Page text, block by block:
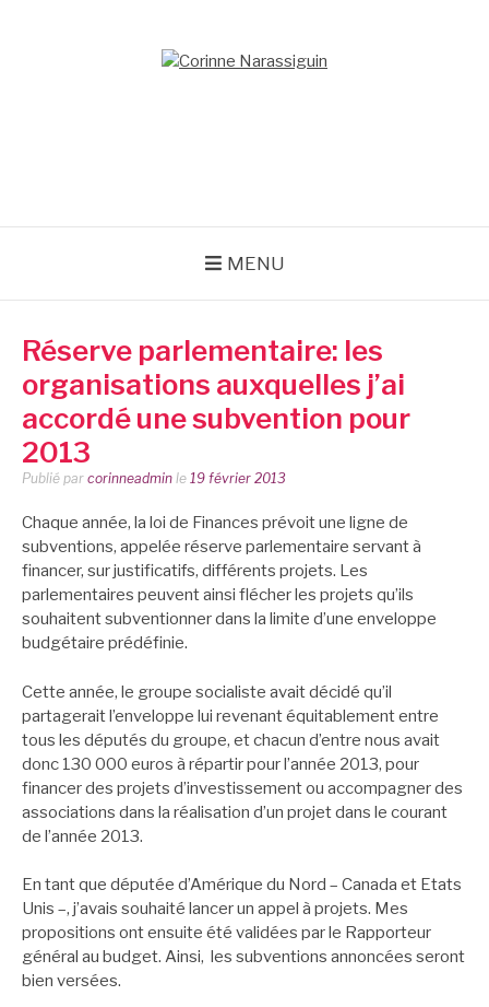
MENU
Réserve parlementaire: les
organisations auxquelles j’ai
accordé une subvention pour
2013
Publié par corinneadmin le 19 février 2013
Chaque année, la loi de Finances prévoit une ligne de
subventions, appelée réserve parlementaire servant à
financer, sur justificatifs, différents projets. Les
parlementaires peuvent ainsi flécher les projets qu’ils
souhaitent subventionner dans la limite d’une enveloppe
budgétaire prédéfinie.
Cette année, le groupe socialiste avait décidé qu’il
partagerait l’enveloppe lui revenant équitablement entre
tous les députés du groupe, et chacun d’entre nous avait
donc 130 000 euros à répartir pour l’année 2013, pour
financer des projets d’investissement ou accompagner des
associations dans la réalisation d’un projet dans le courant
de l’année 2013.
En tant que députée d’Amérique du Nord – Canada et Etats
Unis –, j’avais souhaité lancer un appel à projets. Mes
propositions ont ensuite été validées par le Rapporteur
général au budget. Ainsi, les subventions annoncées seront
bien versées.